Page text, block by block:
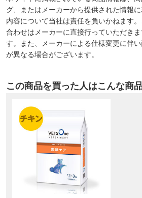
グ、またはメーカーから提供された情報
内容について当社は責任を負いかねます
合わせはメーカーに直接行っていただき
す。また、メーカーによる仕様変更に伴
が異なる場合がございます。
この商品を買った人はこんな商